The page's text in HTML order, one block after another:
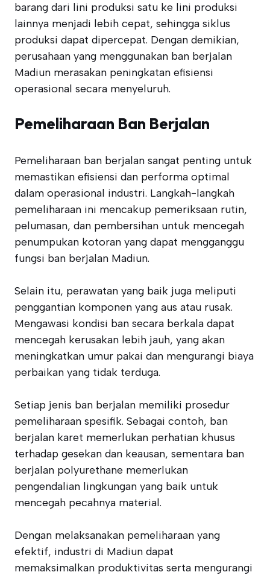
barang dari lini produksi satu ke lini produksi
lainnya menjadi lebih cepat, sehingga siklus
produksi dapat dipercepat. Dengan demikian,
perusahaan yang menggunakan ban berjalan
Madiun merasakan peningkatan efisiensi
operasional secara menyeluruh.
Pemeliharaan Ban Berjalan
Pemeliharaan ban berjalan sangat penting untuk
memastikan efisiensi dan performa optimal
dalam operasional industri. Langkah-langkah
pemeliharaan ini mencakup pemeriksaan rutin,
pelumasan, dan pembersihan untuk mencegah
penumpukan kotoran yang dapat mengganggu
fungsi ban berjalan Madiun.
Selain itu, perawatan yang baik juga meliputi
penggantian komponen yang aus atau rusak.
Mengawasi kondisi ban secara berkala dapat
mencegah kerusakan lebih jauh, yang akan
meningkatkan umur pakai dan mengurangi biaya
perbaikan yang tidak terduga.
Setiap jenis ban berjalan memiliki prosedur
pemeliharaan spesifik. Sebagai contoh, ban
berjalan karet memerlukan perhatian khusus
terhadap gesekan dan keausan, sementara ban
berjalan polyurethane memerlukan
pengendalian lingkungan yang baik untuk
mencegah pecahnya material.
Dengan melaksanakan pemeliharaan yang
efektif, industri di Madiun dapat
memaksimalkan produktivitas serta mengurangi